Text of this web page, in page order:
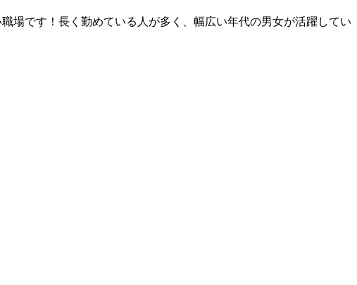
場です！長く勤めている人が多く、幅広い年代の男女が活躍してい